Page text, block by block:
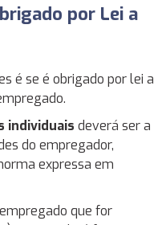
por Lei a
é se é obrigado por lei a
individuais deverá ser a
do empregador,
expressa em
que for